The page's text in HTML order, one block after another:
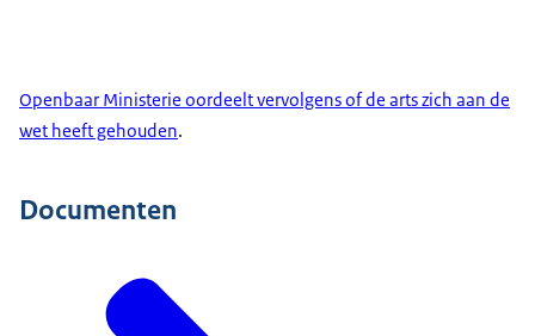
Openbaar Ministerie oordeelt vervolgens of de arts zich aan de
wet heeft gehouden.
Documenten